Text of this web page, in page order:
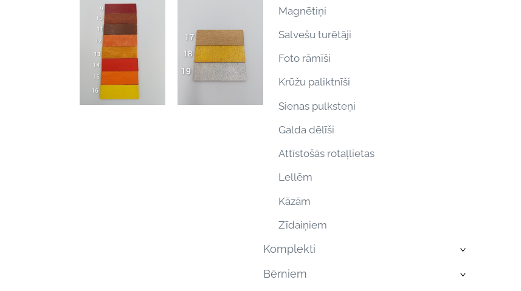
Magnētiņi
Salvešu turētāji
Foto rāmīši
Krūžu paliktnīši
Sienas pulksteņi
Galda dēlīši
Attīstošās rotaļlietas
Lellēm
Kāzām
Zīdaiņiem
Komplekti ›
Bērniem ›